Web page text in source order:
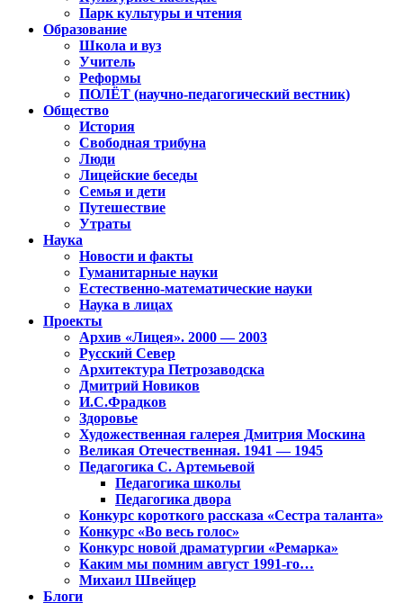
Парк культуры и чтения
Образование
Школа и вуз
Учитель
Реформы
ПОЛЁТ (научно-педагогический вестник)
Общество
История
Свободная трибуна
Люди
Лицейские беседы
Семья и дети
Путешествие
Утраты
Наука
Новости и факты
Гуманитарные науки
Естественно-математические науки
Наука в лицах
Проекты
Архив «Лицея». 2000 — 2003
Русский Север
Архитектура Петрозаводска
Дмитрий Новиков
И.С.Фрадков
Здоровье
Художественная галерея Дмитрия Москина
Великая Отечественная. 1941 — 1945
Педагогика С. Артемьевой
Педагогика школы
Педагогика двора
Конкурс короткого рассказа «Сестра таланта»
Конкурс «Во весь голос»
Конкурс новой драматургии «Ремарка»
Каким мы помним август 1991-го…
Михаил Швейцер
Блоги